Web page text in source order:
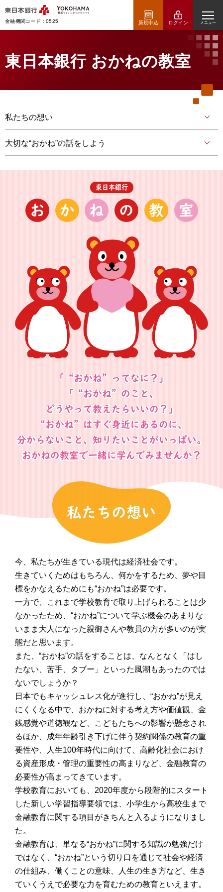
金融機関コード：0525 新規申込 ログイン メニュー
東日本銀行 おかねの教室
私たちの想い
大切な“おかね”の話をしよう
東日本銀行
お か ね の 教 室
「“おかね”ってなに？」
「“おかね”のこと、
どうやって教えたらいいの？」
“おかね”はすぐ身近にあるのに、
分からないこと、知りたいことがいっぱい。
おかねの教室で一緒に学んでみませんか？
私たちの想い
今、私たちが生きている現代は経済社会です。
生きていくためはもちろん、何かをするため、夢や目
標をかなえるためにも“おかね”は必要です。
一方で、これまで学校教育で取り上げられることは少
なかったため、“おかね”について学ぶ機会のあまりな
いまま大人になった親御さんや教員の方が多いのが実
態だと思います。
また、“おかね”の話をすることは、なんとなく「はし
たない、苦手、タブー」といった風潮もあったのでは
ないでしょうか？
日本でもキャッシュレス化が進行し、“おかね”が見え
にくくなる中で、おかねに対する考え方や価値観、金
銭感覚や道徳観など、こどもたちへの影響が懸念され
るほか、成年年齢引き下げに伴う契約関係の教育の重
要性や、人生100年時代に向けて、高齢化社会におけ
る資産形成・管理の重要性の高まりなど、金融教育の
必要性が高まってきています。
学校教育においても、2020年度から段階的にスタート
した新しい学習指導要領では、小学生から高校生まで
金融教育に関する項目がきちんと入るようになりまし
た。
金融教育は、単なる“おかね”に関する知識の勉強だけ
ではなく、“おかね”という切り口を通じて社会や経済
の仕組み、働くことの意味、人生の生き方など、生き
ていくうえで必要な力を育むための教育といえます。